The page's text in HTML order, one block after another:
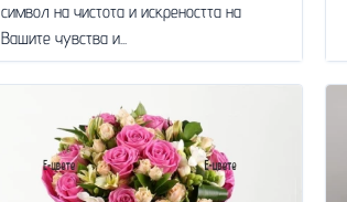
символ на чистота и искреността на
Вашите чувства и...